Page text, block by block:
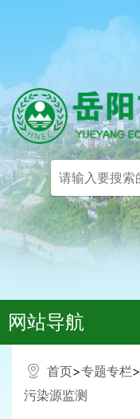
网站导航
首页>专题专栏>
污染源监测